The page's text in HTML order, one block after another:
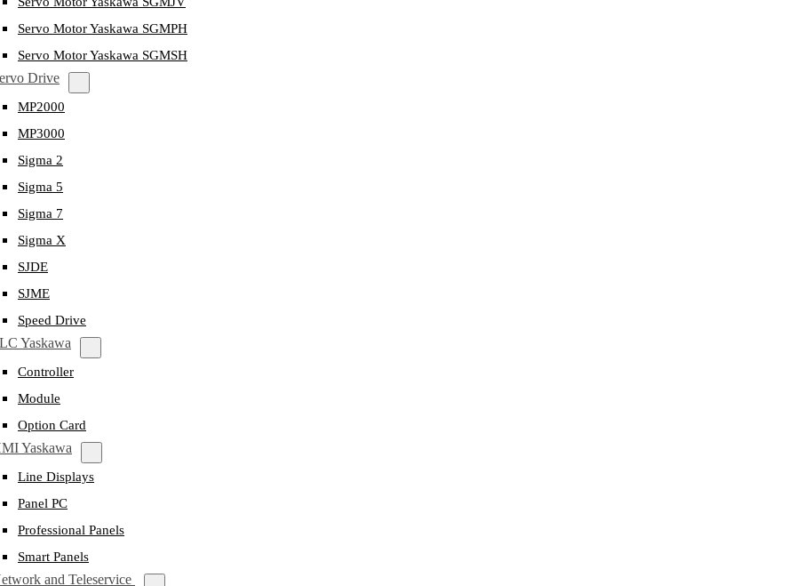
Servo Motor Yaskawa SGMPH
Servo Motor Yaskawa SGMSH
Drive
MP2000
MP3000
Sigma 2
Sigma 5
Sigma 7
Sigma X
SJDE
SJME
Speed Drive
Yaskawa
Controller
Module
Option Card
Yaskawa
Line Displays
Panel PC
Professional Panels
Smart Panels
and Teleservice